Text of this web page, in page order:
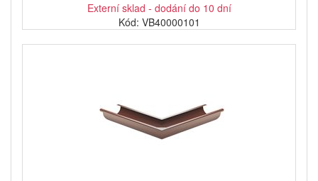
Externí sklad - dodání do 10 dní
Kód: VB40000101